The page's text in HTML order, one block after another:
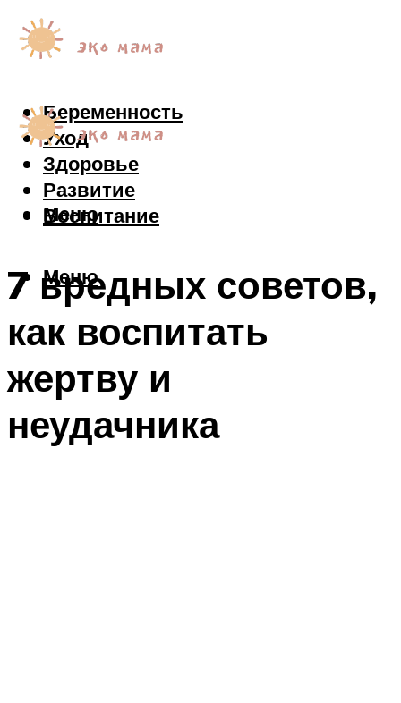
Беременность
Уход
Здоровье
Развитие
Воспитание
Меню
Меню
7 вредных советов,
как воспитать
жертву и
неудачника